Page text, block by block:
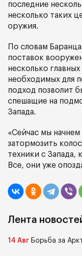
последние
несколько таких
оружия.
По словам
поставок
несколько
необходимых для
подход позволит
спешащие на
Запада.
«Сейчас мы
затормозить
техники с Запада,
Все, они уже
Лента
14 Авг Борьба за